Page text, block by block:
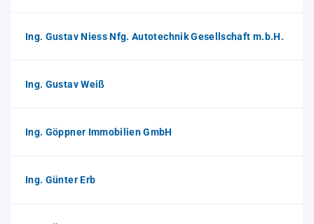
Ing. Gustav Niess Nfg. Autotechnik Gesellschaft m.b.H.
Ing. Gustav Weiß
Ing. Göppner Immobilien GmbH
Ing. Günter Erb